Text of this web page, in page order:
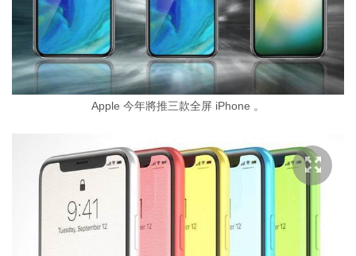
Apple 今年將推三款全屏 iPhone 。